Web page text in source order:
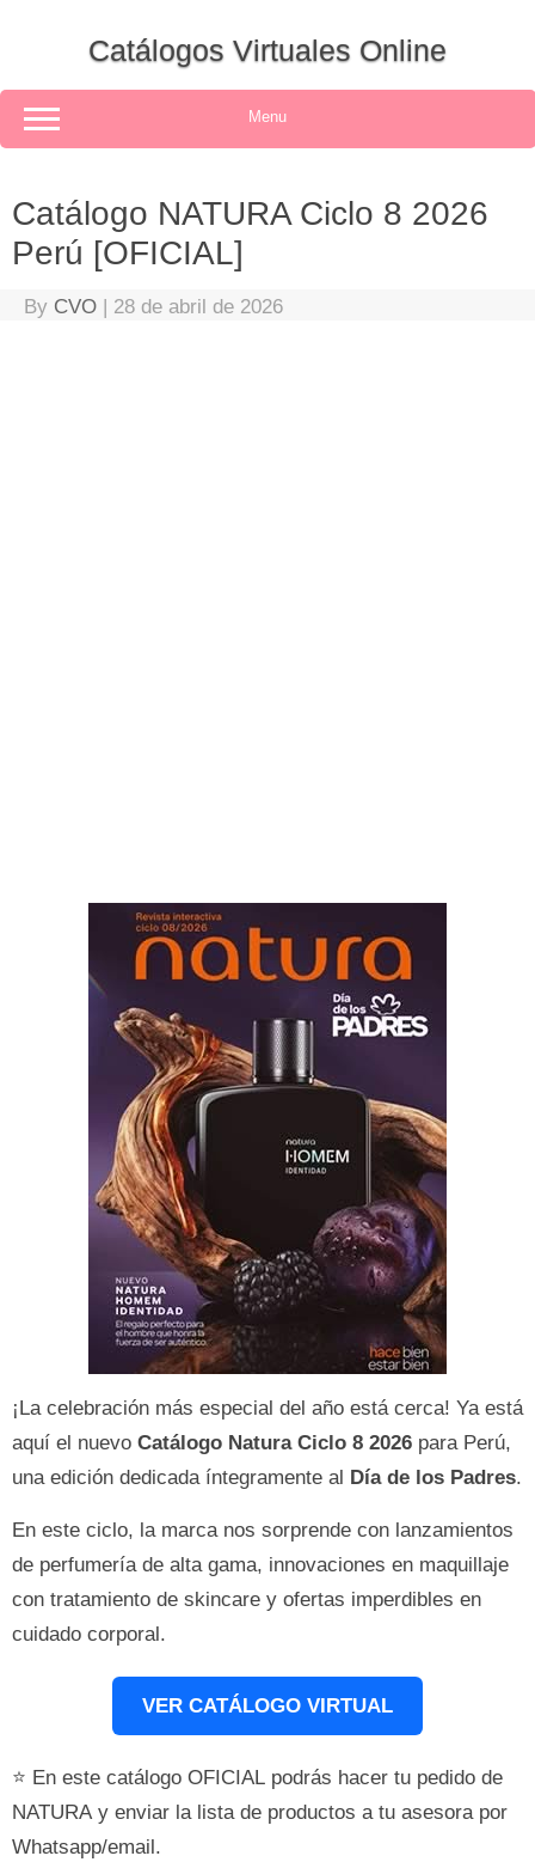
Catálogos Virtuales Online
Menu
Catálogo NATURA Ciclo 8 2026
Perú [OFICIAL]
By CVO | 28 de abril de 2026
¡La celebración más especial del año está cerca! Ya está
aquí el nuevo Catálogo Natura Ciclo 8 2026 para Perú,
una edición dedicada íntegramente al Día de los Padres.
En este ciclo, la marca nos sorprende con lanzamientos
de perfumería de alta gama, innovaciones en maquillaje
con tratamiento de skincare y ofertas imperdibles en
cuidado corporal.
VER CATÁLOGO VIRTUAL
⭐ En este catálogo OFICIAL podrás hacer tu pedido de
NATURA y enviar la lista de productos a tu asesora por
Whatsapp/email.